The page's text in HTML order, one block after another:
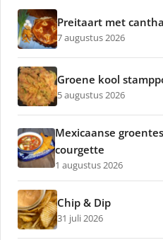
Preitaart met
7 augustus 2026
Groene kool
5 augustus 2026
Mexicaanse
courgette
1 augustus 2026
Chip & Dip
31 juli 2026